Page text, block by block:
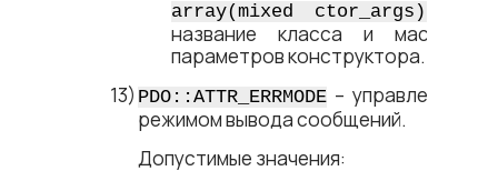
array(mixed ctor_args))
название класса и массив
параметров конструктора.
PDO::ATTR_ERRMODE – управление
режимом вывода сообщений.
Допустимые значения: